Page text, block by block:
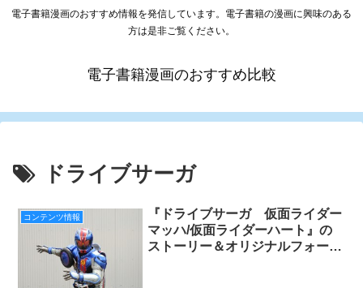
電子書籍漫画のおすすめ情報を発信しています。電子書籍の漫画に興味のある
方は是非ご覧ください。
電子書籍漫画のおすすめ比較
ドライブサーガ
コンテンツ情報
『ドライブサーガ 仮面ライダー
マッハ/仮面ライダーハート』の
ストーリー＆オリジナルフォーム